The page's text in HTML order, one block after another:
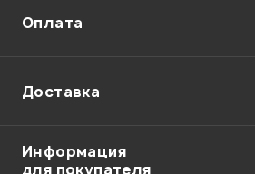
Оплата
Доставка
Информация
для покупателя